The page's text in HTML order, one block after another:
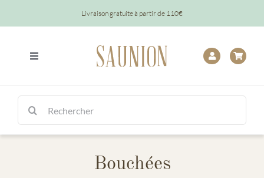
au
Livraison gratuite à partir de 110€
Toggle
Chocolats
Rechercher:
Bouchées